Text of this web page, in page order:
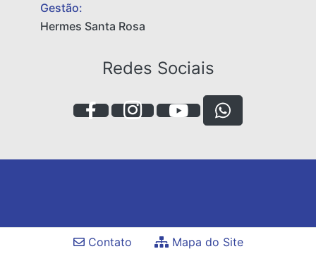
Gestão:
Hermes Santa Rosa
Redes Sociais
Contato Mapa do Site